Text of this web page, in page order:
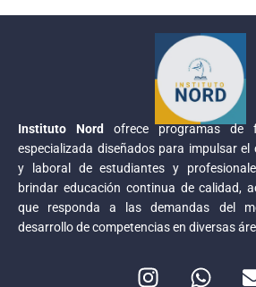
Instituto Nord
ofrece programas de
especializada diseñados para impulsar el
y laboral de estudiantes y
brindar educación continua de calidad,
que responda a las demandas del
desarrollo de competencias en diversas